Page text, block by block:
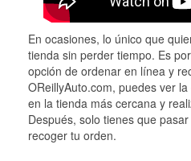
En ocasiones, lo único que
tienda sin perder tiempo. Es
opción de ordenar en línea y
OReillyAuto.com, puedes ver
en la tienda más cercana y
Después, solo tienes que
recoger tu orden.